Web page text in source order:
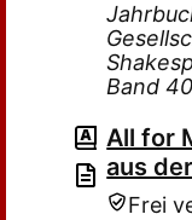
Band 40
All for
aus
Frei